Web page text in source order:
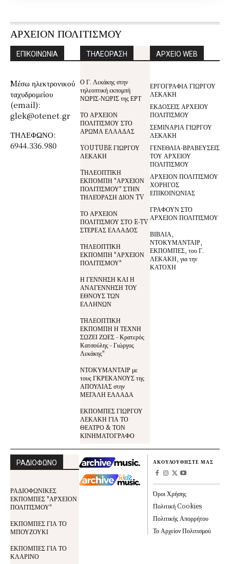
ΑΡΧΕΙΟΝ ΠΟΛΙΤΙΣΜΟΥ
ΕΠΙΚΟΙΝΩΝΙΑ
Mέσω ηλεκτρονικού
ταχυδρομείου
(email):
glek@otenet.gr
ΤΗΛΕΦΩΝΟ:
6944.336.980
ΤΗΛΕΟΡΑΣΗ
Ο Γ. Λεκάκης στην
τηλεοπτική εκπομπή
ΝΩΡΙΣ-ΝΩΡΙΣ της ΕΡΤ
ΤΟ ΑΡΧΕΙΟΝ
ΠΟΛΙΤΙΣΜΟΥ ΣΤΟ
ΑΡΩΜΑ ΕΛΛΑΔΑΣ
YOUTUBE ΓΙΩΡΓΟΥ
ΛΕΚΑΚΗ
TΗΛΕΟΠΤΙΚΗ
ΕΚΠΟΜΠΗ "ΑΡΧΕΙΟΝ
ΠΟΛΙΤΙΣΜΟΥ" ΣΤΗΝ
ΤΗΛΕΌΡΑΣΗ ΔΙΟΝ TV
ΤΟ ΑΡΧΕΙΟΝ
ΠΟΛΙΤΙΣΜΟΥ ΣΤΟ E-TV
ΣΤΕΡΕΑΣ ΕΛΛΑΔΟΣ
ΤΗΛΕΟΠΤΙΚΗ
ΕΚΠΟΜΠΗ "ΑΡΧΕΙΟΝ
ΠΟΛΙΤΙΣΜΟΥ"
Η ΓΕΝΝΗΣΗ ΚΑΙ Η
ΑΝΑΓΕΝΝΗΣΗ ΤΟΥ
ΕΘΝΟΥΣ ΤΩΝ
ΕΛΛΗΝΩΝ
ΤΗΛΕΟΠΤΙΚΗ
ΕΚΠΟΜΠΗ Η ΤΕΧΝΗ
ΣΩΖΕΙ ΖΩΕΣ - Κρατερός
Κατσούλης - Γιώργος
Λεκάκης"
ΝΤΟΚΥΜΑΝΤΑΙΡ με
τους ΓΚΡΕΚΑΝΟΥΣ της
ΑΠΟΥΛΙΑΣ στην
ΜΕΓΑΛΗ ΕΛΛΑΔΑ
ΕΚΠΟΜΠΕΣ ΓΙΩΡΓΟΥ
ΛΕΚΑΚΗ ΓΙΑ ΤΟ
ΘΕΑΤΡΟ & ΤΟΝ
ΚΙΝΗΜΑΤΟΓΡΑΦΟ
ΑΡΧΕΙΟ WEB
ΕΡΓΟΓΡΑΦΙΑ ΓΙΩΡΓΟΥ
ΛΕΚΑΚΗ
ΕΚΔΟΣΕΙΣ ΑΡΧΕΙΟΥ
ΠΟΛΙΤΙΣΜΟΥ
ΣΕΜΙΝΑΡΙΑ ΓΙΩΡΓΟΥ
ΛΕΚΑΚΗ
ΓΕΝΕΘΛΙΑ-ΒΡΑΒΕΥΣΕΙΣ
ΤΟΥ ΑΡΧΕΙΟΥ
ΠΟΛΙΤΙΣΜΟΥ
ΑΡΧΕΙΟΝ ΠΟΛΙΤΙΣΜΟΥ
ΧΟΡΗΓΟΣ
ΕΠΙΚΟΙΝΩΝΙΑΣ
ΓΡΑΦΟΥΝ ΣΤΟ
ΑΡΧΕΙΟΝ ΠΟΛΙΤΙΣΜΟΥ
ΒΙΒΛΙΑ,
ΝΤΟΚΥΜΑΝΤΑΙΡ,
ΕΚΠΟΜΠΕΣ, του Γ.
ΛΕΚΑΚΗ, για την
ΚΑΤΟΧΗ
ΡΑΔΙΟΦΩΝΟ
ΡΑΔΙΟΦΩΝΙΚΕΣ
ΕΚΠΟΜΠΕΣ "ΑΡΧΕΙΟΝ
ΠΟΛΙΤΙΣΜΟΥ"
ΕΚΠΟΜΠΕΣ ΓΙΑ ΤΟ
ΜΠΟΥΖΟΥΚΙ
ΕΚΠΟΜΠΕΣ ΓΙΑ ΤΟ
ΚΛΑΡΙΝΟ
ΑΚΟΥΛΟΥΘΗΣΤΕ ΜΑΣ
Όροι Χρήσης
Πολιτική Cookies
Πολιτικής Απορρήτου
Το Αρχείον Πολιτισμού